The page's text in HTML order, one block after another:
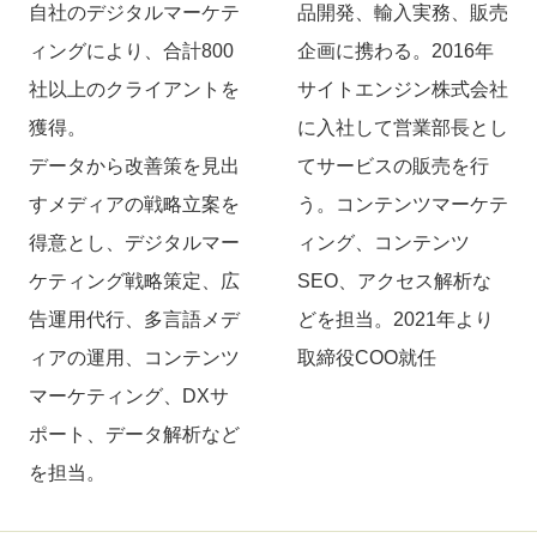
自社のデジタルマーケテ
ィングにより、合計800
社以上のクライアントを
獲得。
データから改善策を見出
すメディアの戦略立案を
得意とし、デジタルマー
ケティング戦略策定、広
告運用代行、多言語メデ
ィアの運用、コンテンツ
マーケティング、DXサ
ポート、データ解析など
を担当。
品開発、輸入実務、販売
企画に携わる。2016年
サイトエンジン株式会社
に入社して営業部長とし
てサービスの販売を行
う。コンテンツマーケテ
ィング、コンテンツ
SEO、アクセス解析な
どを担当。2021年より
取締役COO就任